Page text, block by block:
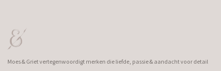
Moes & Griet vertegenwoordigt merken die liefde, passie & aandacht voor detail